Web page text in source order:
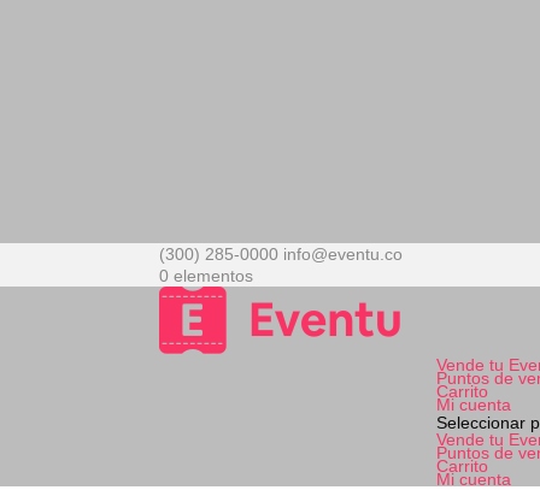
(300) 285-0000 info@eventu.co
0 elementos
Vende tu
Puntos de
Carrito
Mi cuenta
Seleccionar
Vende tu
Puntos de
Carrito
Mi cuenta